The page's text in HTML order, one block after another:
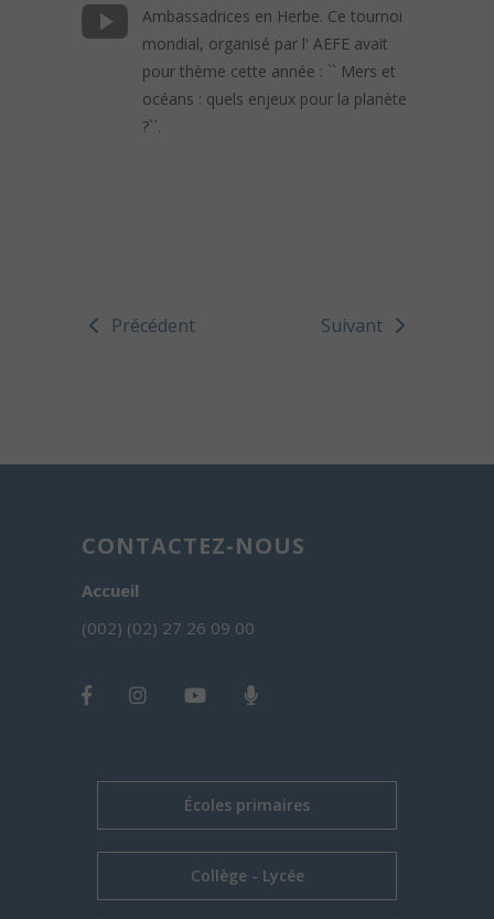
Ambassadrices en Herbe. Ce tournoi
mondial, organisé par l' AEFE avait
pour thème cette année : `` Mers et
océans : quels enjeux pour la planète
?``.
Précédent Suivant
CONTACTEZ-NOUS
Accueil
(002) (02) 27 26 09 00
Écoles primaires
Collège - Lycée